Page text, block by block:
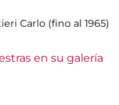
Carlo (fino al 1965)
en su galería